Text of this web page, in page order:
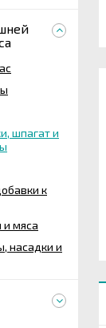
шпагат и
к
и мяса
насадки и